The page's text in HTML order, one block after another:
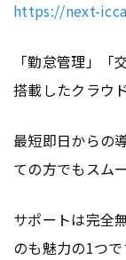
https://next-
「勤怠管理」
搭載したクラウ
最短即日からの
ての方でもスム
サポートは完全
のも魅力の1つで